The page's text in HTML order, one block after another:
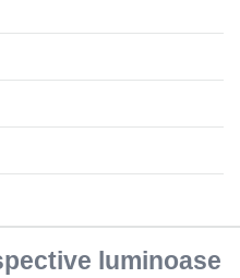
luminoase